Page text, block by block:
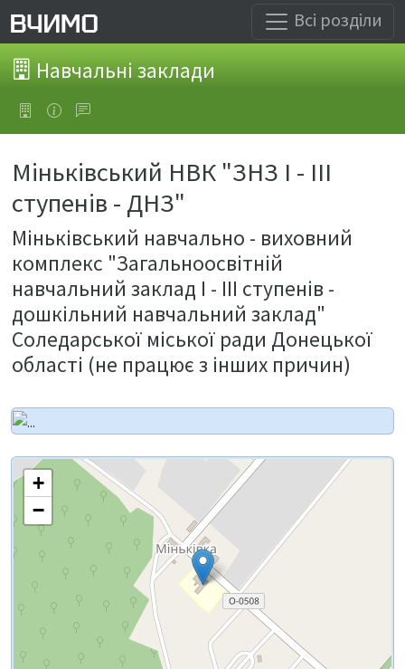
Всі розділи
Навчальні заклади
Міньківський НВК "ЗНЗ І - ІІІ
ступенів - ДНЗ"
Міньківський навчально - виховний
комплекс "Загальноосвітній
навчальний заклад І - ІІІ ступенів -
дошкільний навчальний заклад"
Соледарської міської ради Донецької
області (не працює з інших причин)
+
−